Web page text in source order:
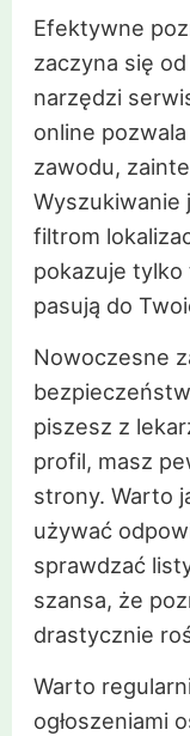
Efektywne
zaczyna się
narzędzi
online
zawodu,
filtrom
pokazuje
pasują do
Nowoczesne
piszesz z
profil, masz
strony. Warto
używać
sprawdzać
szansa, że
drastycznie
Warto
ogłoszeniami